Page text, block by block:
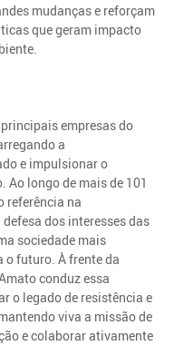
mudanças e reforçam
que geram impacto
empresas do
a
e impulsionar o
longo de mais de 101
referência na
dos interesses das
sociedade mais
o futuro. À frente da
conduz essa
o legado de resistência e
viva a missão de
e colaborar ativamente